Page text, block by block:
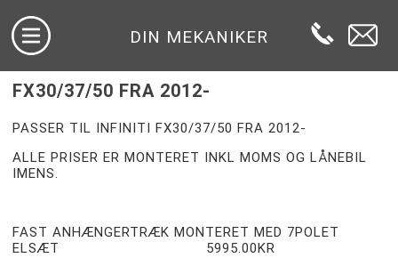
DIN MEKANIKER
FX30/37/50 FRA 2012-
PASSER TIL INFINITI FX30/37/50 FRA 2012-
ALLE PRISER ER MONTERET INKL MOMS OG LÅNEBIL
IMENS.
FAST ANHÆNGERTRÆK MONTERET MED 7POLET
ELSÆT 5995.00KR